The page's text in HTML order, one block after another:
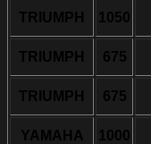
TRIUMPH 1050
TRIUMPH 675
TRIUMPH 675
YAMAHA 1000